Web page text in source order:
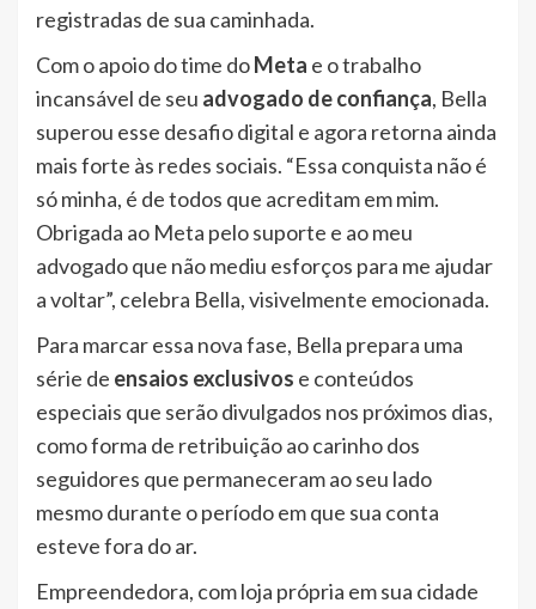
registradas de sua caminhada.
Com o apoio do time doMeta e o trabalho
incansável de seu advogado de confiança, Bella
superou esse desafio digital e agora retorna ainda
mais forte às redes sociais. “Essa conquista não é
só minha, é de todos que acreditam em mim.
Obrigada ao Meta pelo suporte e ao meu
advogado que não mediu esforços para me ajudar
a voltar”, celebra Bella, visivelmente emocionada.
Para marcar essa nova fase, Bella prepara uma
série de ensaios exclusivos e conteúdos
especiais que serão divulgados nos próximos dias,
como forma de retribuição ao carinho dos
seguidores que permaneceram ao seu lado
mesmo durante o período em que sua conta
esteve fora do ar.
Empreendedora, com loja própria em sua cidade